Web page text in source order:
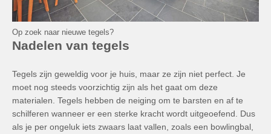
Op zoek naar nieuwe tegels?
Nadelen van tegels
Tegels zijn geweldig voor je huis, maar ze zijn niet perfect. Je
moet nog steeds voorzichtig zijn als het gaat om deze
materialen. Tegels hebben de neiging om te barsten en af ​​te
schilferen wanneer er een sterke kracht wordt uitgeoefend. Dus
als je per ongeluk iets zwaars laat vallen, zoals een bowlingbal,